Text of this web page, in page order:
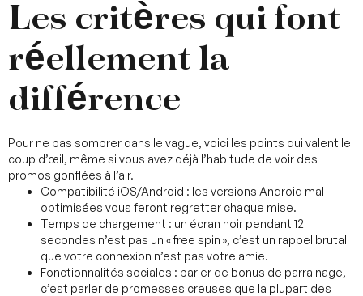
Les critères qui font
réellement la
différence
Pour ne pas sombrer dans le vague, voici les points qui valent le
coup d’œil, même si vous avez déjà l’habitude de voir des
promos gonflées à l’air.
Compatibilité iOS/Android : les versions Android mal
optimisées vous feront regretter chaque mise.
Temps de chargement : un écran noir pendant 12
secondes n’est pas un « free spin », c’est un rappel brutal
que votre connexion n’est pas votre amie.
Fonctionnalités sociales : parler de bonus de parrainage,
c’est parler de promesses creuses que la plupart des